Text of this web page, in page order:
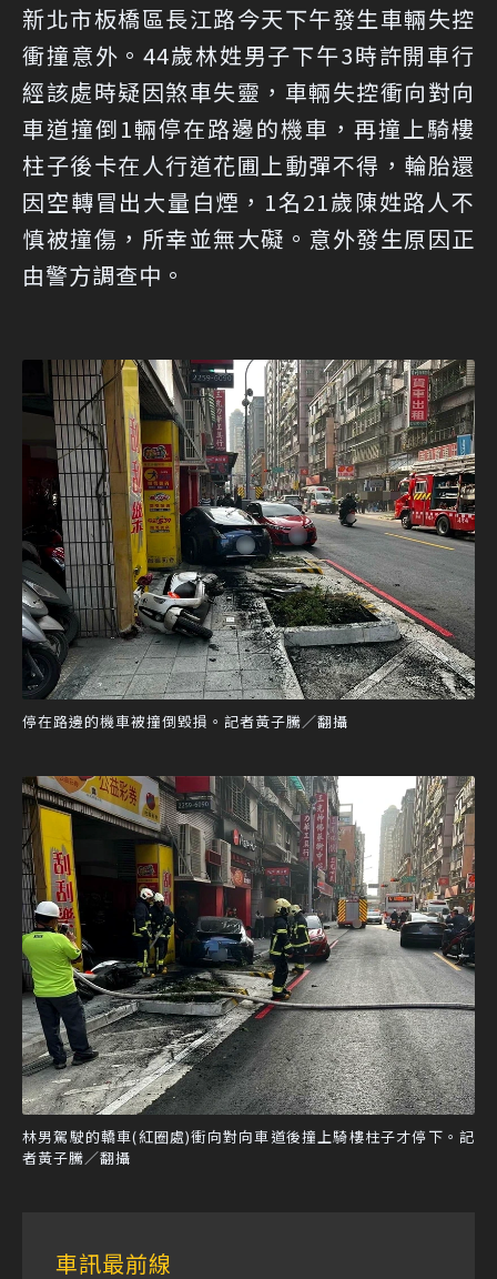
新北市板橋區長江路今天下午發生車輛失控
衝撞意外。44歲林姓男子下午3時許開車行
經該處時疑因煞車失靈，車輛失控衝向對向
車道撞倒1輛停在路邊的機車，再撞上騎樓
柱子後卡在人行道花圃上動彈不得，輪胎還
因空轉冒出大量白煙，1名21歲陳姓路人不
慎被撞傷，所幸並無大礙。意外發生原因正
由警方調查中。
停在路邊的機車被撞倒毀損。記者黃子騰／翻攝
林男駕駛的轎車(紅圈處)衝向對向車道後撞上騎樓柱子才停下。記
者黃子騰／翻攝
車訊最前線